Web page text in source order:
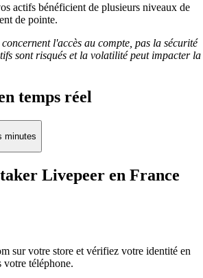
actifs bénéficient de plusieurs niveaux de
de pointe.
concernent l'accès au compte, pas la sécurité
sont risqués et la volatilité peut impacter la
temps réel
minutes
Livepeer en France
sur votre store et vérifiez votre identité en
votre téléphone.